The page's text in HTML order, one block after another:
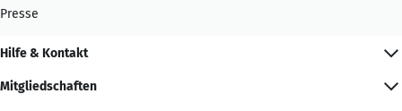
Presse
Hilfe & Kontakt
Mitgliedschaften